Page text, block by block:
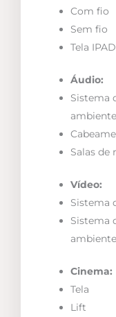
Com fio
Sem fio
Tela IPAD
Áudio:
Sistema
Salas de
Vídeo:
Sistema
Sistema
Cinema:
Tela
Lift